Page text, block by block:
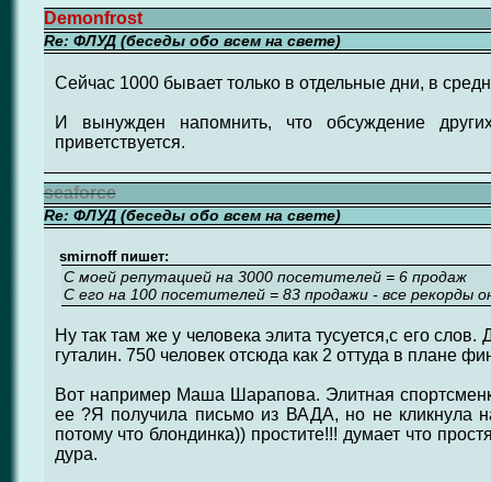
Demonfrost
Re: ФЛУД (беседы обо всем на свете)
Сейчас 1000 бывает только в отдельные дни, в
И вынужден напомнить, что обсуждение
приветствуется.
seaforce
Re: ФЛУД (беседы обо всем на свете)
smirnoff пишет:
С моей репутацией на 3000 посетителей = 6 продаж
С его на 100 посетителей = 83 продажи - все рекорды
Ну так там же у человека элита тусуется,с его
гуталин. 750 человек отсюда как 2 оттуда в плане
Вот например Маша Шарапова. Элитная
ее ?Я получила письмо из ВАДА, но не кликнула
потому что блондинка)) простите!!! думает что
дура.